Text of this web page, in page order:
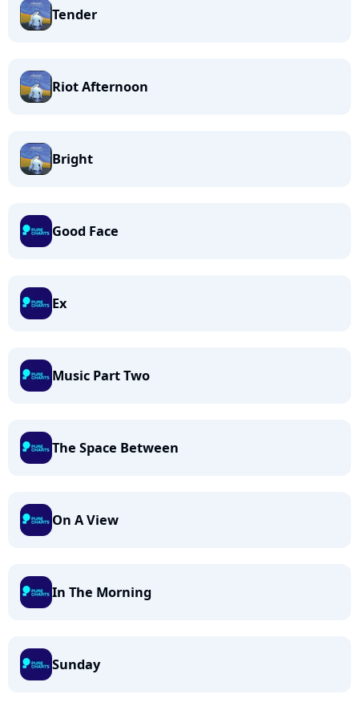
Tender
Riot Afternoon
Bright
Good Face
Ex
Music Part Two
The Space Between
On A View
In The Morning
Sunday